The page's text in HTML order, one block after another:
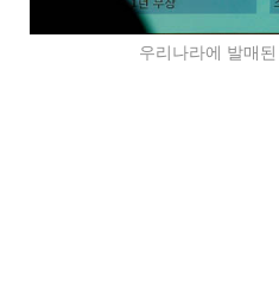
우리나라에 발매된